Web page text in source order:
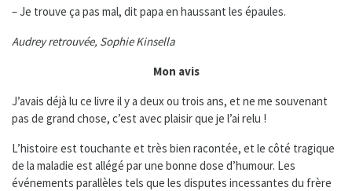
– Je trouve ça pas mal, dit papa en haussant les épaules.
Audrey retrouvée, Sophie Kinsella
Mon avis
J’avais déjà lu ce livre il y a deux ou trois ans, et ne me souvenant
pas de grand chose, c’est avec plaisir que je l’ai relu !
L’histoire est touchante et très bien racontée, et le côté tragique
de la maladie est allégé par une bonne dose d’humour. Les
événements parallèles tels que les disputes incessantes du frère